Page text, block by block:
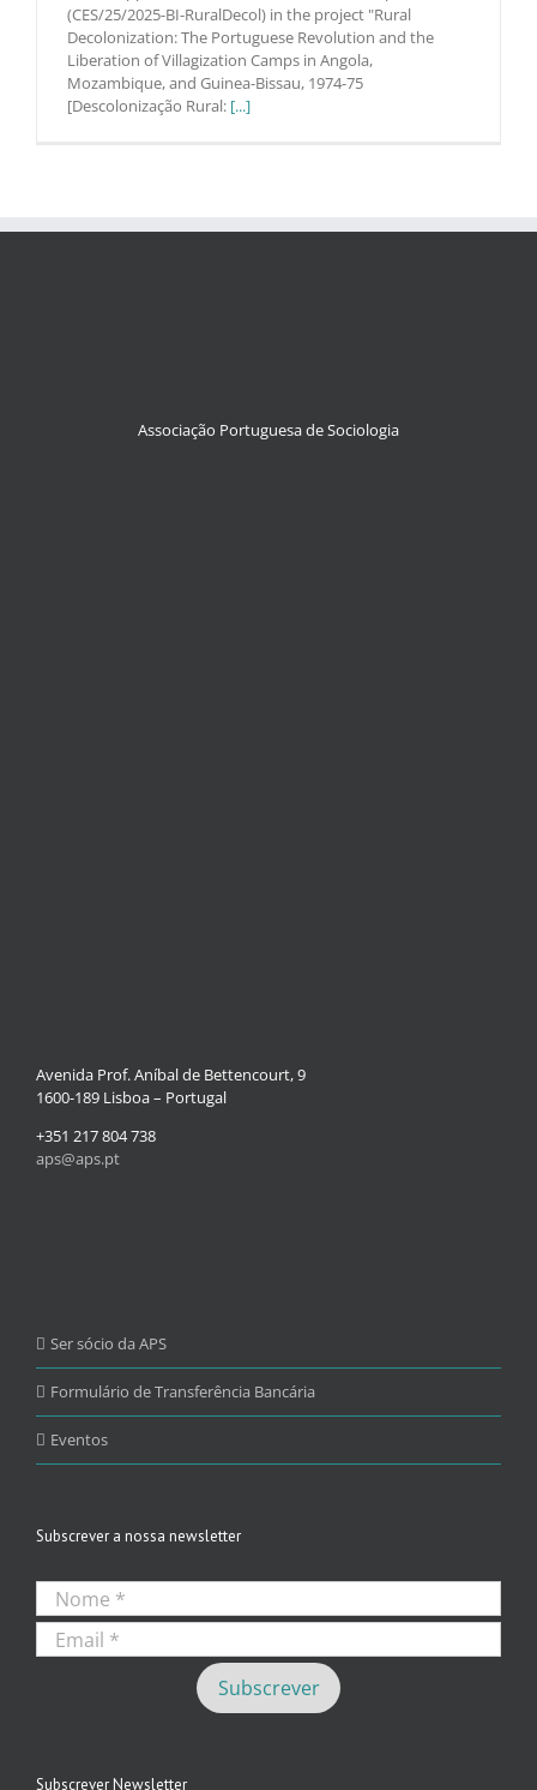
(CES/25/2025-BI-RuralDecol) in the project "Rural
Decolonization: The Portuguese Revolution and the
Liberation of Villagization Camps in Angola,
Mozambique, and Guinea-Bissau, 1974-75
[Descolonização Rural: [...]
Associação Portuguesa de Sociologia
Avenida Prof. Aníbal de Bettencourt, 9
1600-189 Lisboa – Portugal
+351 217 804 738
aps@aps.pt
Ser sócio da APS
Formulário de Transferência Bancária
Eventos
Subscrever a nossa newsletter
Subscrever Newsletter